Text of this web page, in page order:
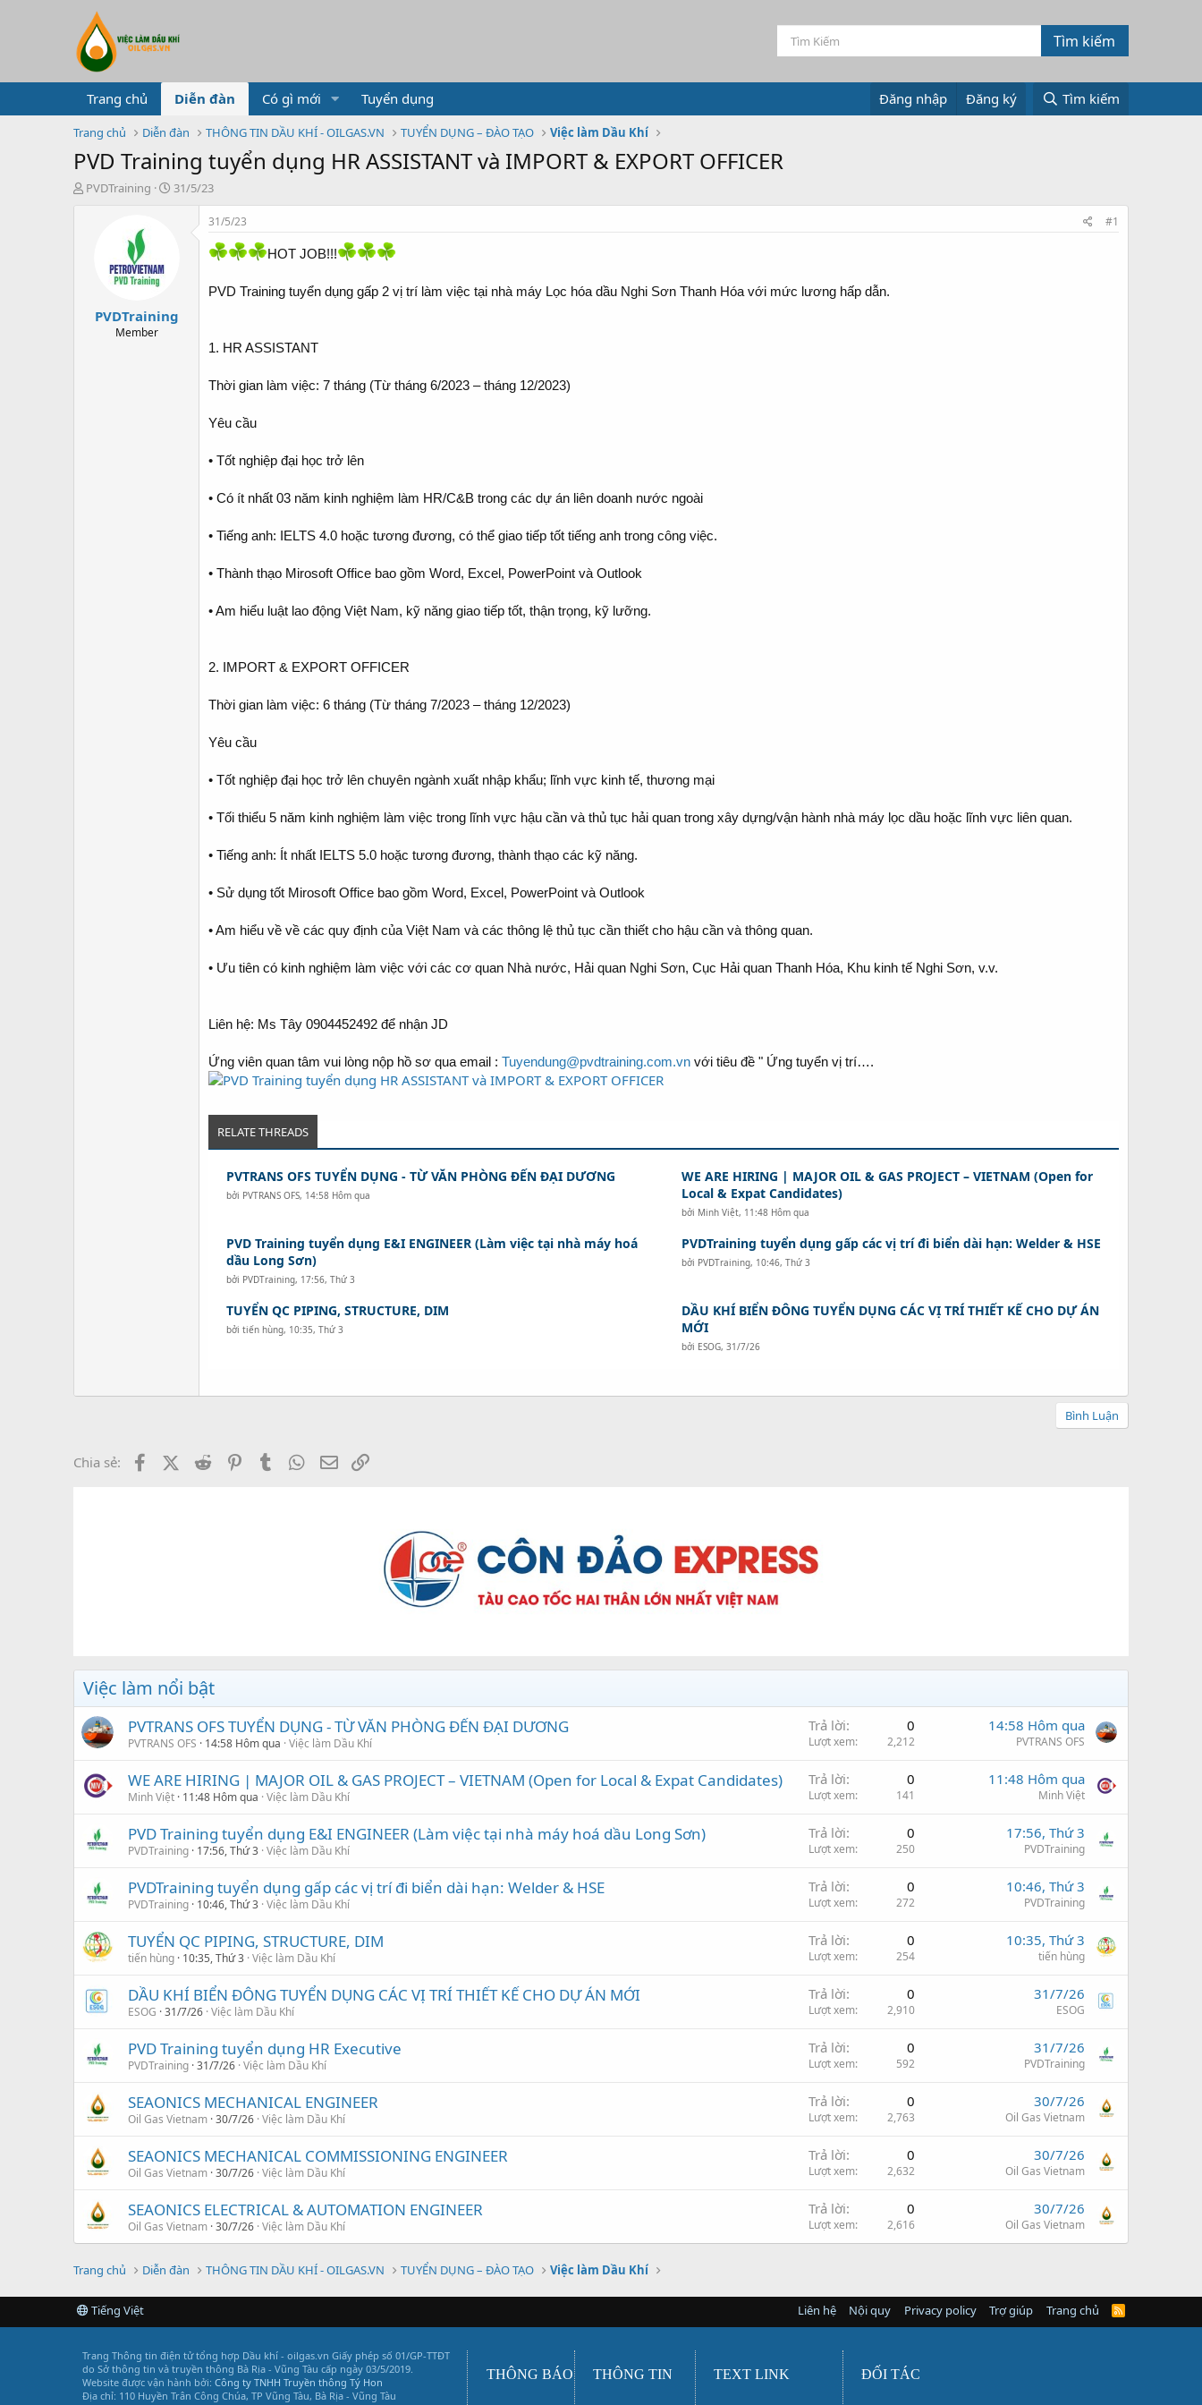
Trang chủ Diễn đàn Có gì mới Tuyển dụng Đăng nhập Đăng ký Tìm kiếm
Trang chủ Diễn đàn THÔNG TIN DẦU KHÍ - OILGAS.VN TUYỂN DỤNG – ĐÀO TẠO Việc làm Dầu Khí
PVD Training tuyển dụng HR ASSISTANT và IMPORT & EXPORT OFFICER
T
PVDTraining
N
31/5/23
PVDTraining
Member
31/5/23 #1
HOT JOB!!!
PVD Training tuyển dụng gấp 2 vị trí làm việc tại nhà máy Lọc hóa dầu Nghi Sơn Thanh Hóa với mức lương hấp dẫn.
1. HR ASSISTANT
Thời gian làm việc: 7 tháng (Từ tháng 6/2023 – tháng 12/2023)
Yêu cầu
• Tốt nghiệp đại học trở lên
• Có ít nhất 03 năm kinh nghiệm làm HR/C&B trong các dự án liên doanh nước ngoài
• Tiếng anh: IELTS 4.0 hoặc tương đương, có thể giao tiếp tốt tiếng anh trong công việc.
• Thành thạo Mirosoft Office bao gồm Word, Excel, PowerPoint và Outlook
• Am hiểu luật lao động Việt Nam, kỹ năng giao tiếp tốt, thận trọng, kỹ lưỡng.
2. IMPORT & EXPORT OFFICER
Thời gian làm việc: 6 tháng (Từ tháng 7/2023 – tháng 12/2023)
Yêu cầu
• Tốt nghiệp đại học trở lên chuyên ngành xuất nhập khẩu; lĩnh vực kinh tế, thương mại
• Tối thiểu 5 năm kinh nghiệm làm việc trong lĩnh vực hậu cần và thủ tục hải quan trong xây dựng/vận hành nhà máy lọc dầu hoặc lĩnh vực liên quan.
• Tiếng anh: Ít nhất IELTS 5.0 hoặc tương đương, thành thạo các kỹ năng.
• Sử dụng tốt Mirosoft Office bao gồm Word, Excel, PowerPoint và Outlook
• Am hiểu về về các quy định của Việt Nam và các thông lệ thủ tục cần thiết cho hậu cần và thông quan.
• Ưu tiên có kinh nghiệm làm việc với các cơ quan Nhà nước, Hải quan Nghi Sơn, Cục Hải quan Thanh Hóa, Khu kinh tế Nghi Sơn, v.v.
Liên hệ: Ms Tây 0904452492 để nhận JD
Ứng viên quan tâm vui lòng nộp hồ sơ qua email : Tuyendung@pvdtraining.com.vn với tiêu đề " Ứng tuyển vị trí….
RELATE THREADS
PVTRANS OFS TUYỂN DỤNG - TỪ VĂN PHÒNG ĐẾN ĐẠI DƯƠNG
bởi PVTRANS OFS, 14:58 Hôm qua
WE ARE HIRING | MAJOR OIL & GAS PROJECT – VIETNAM (Open for
Local & Expat Candidates)
bởi Minh Việt, 11:48 Hôm qua
PVD Training tuyển dụng E&I ENGINEER (Làm việc tại nhà máy hoá
dầu Long Sơn)
bởi PVDTraining, 17:56, Thứ 3
PVDTraining tuyển dụng gấp các vị trí đi biển dài hạn: Welder & HSE
bởi PVDTraining, 10:46, Thứ 3
TUYỂN QC PIPING, STRUCTURE, DIM
bởitiến hùng, 10:35, Thứ 3
DẦU KHÍ BIỂN ĐÔNG TUYỂN DỤNG CÁC VỊ TRÍ THIẾT KẾ CHO DỰ ÁN
MỚI
bởi ESOG,31/7/26
Bình Luận
Chia sẻ: FacebookX (Twitter)
Reddit PinterestTumblrWhatsApp
Email
Việc làm nổi bật
PVTRANS OFS TUYỂN DỤNG - TỪ VĂN PHÒNG ĐẾN ĐẠI DƯƠNG
PVTRANS OFS 14:58 Hôm qua Việc làm Dầu Khí
Trả lời 0
Lượt xem 2,212
14:58 Hôm qua
PVTRANS OFS
WE ARE HIRING | MAJOR OIL & GAS PROJECT – VIETNAM (Open for Local & Expat Candidates)
Minh Việt 11:48 Hôm qua Việc làm Dầu Khí
Trả lời 0
Lượt xem 141
11:48 Hôm qua
Minh Việt
PVD Training tuyển dụng E&I ENGINEER (Làm việc tại nhà máy hoá dầu Long Sơn)
PVDTraining 17:56, Thứ 3 Việc làm Dầu Khí
Trả lời 0
Lượt xem 250
17:56, Thứ 3
PVDTraining
PVDTraining tuyển dụng gấp các vị trí đi biển dài hạn: Welder & HSE
PVDTraining 10:46, Thứ 3 Việc làm Dầu Khí
Trả lời 0
Lượt xem 272
10:46, Thứ 3
PVDTraining
TUYỂN QC PIPING, STRUCTURE, DIM
tiến hùng 10:35, Thứ 3 Việc làm Dầu Khí
Trả lời 0
Lượt xem 254
10:35, Thứ 3
tiến hùng
DẦU KHÍ BIỂN ĐÔNG TUYỂN DỤNG CÁC VỊ TRÍ THIẾT KẾ CHO DỰ ÁN MỚI
ESOG 31/7/26 Việc làm Dầu Khí
Trả lời 0
Lượt xem 2,910
31/7/26
ESOG
PVD Training tuyển dụng HR Executive
PVDTraining 31/7/26 Việc làm Dầu Khí
Trả lời 0
Lượt xem 592
31/7/26
PVDTraining
SEAONICS MECHANICAL ENGINEER
Oil Gas Vietnam 30/7/26 Việc làm Dầu Khí
Trả lời 0
Lượt xem 2,763
30/7/26
Oil Gas Vietnam
SEAONICS MECHANICAL COMMISSIONING ENGINEER
Oil Gas Vietnam 30/7/26 Việc làm Dầu Khí
Trả lời 0
Lượt xem 2,632
30/7/26
Oil Gas Vietnam
SEAONICS ELECTRICAL & AUTOMATION ENGINEER
Oil Gas Vietnam 30/7/26 Việc làm Dầu Khí
Trả lời 0
Lượt xem 2,616
30/7/26
Oil Gas Vietnam
Trang chủ Diễn đàn THÔNG TIN DẦU KHÍ - OILGAS.VN TUYỂN DỤNG – ĐÀO TẠO Việc làm Dầu Khí
Tiếng Việt Liên hệ Nội quy Privacy policy Trợ giúp Trang chủ
R
Trang Thông tin điện tử tổng hợp Dầu khí - oilgas.vn Giấy phép số 01/GP-TTĐT
do Sở thông tin và truyền thông Bà Rịa - Vũng Tàu cấp ngày 03/5/2019.
Website được vận hành bởi: Công ty TNHH Truyền thông Tý Hon
Địa chỉ: 110 Huyền Trân Công Chúa, TP Vũng Tàu, Bà Rịa - Vũng Tàu
THÔNG BÁO THÔNG TIN TEXT LINK ĐỐI TÁC